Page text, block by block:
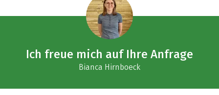
Ich freue mich auf Ihre Anfrage
Bianca Hirnboeck